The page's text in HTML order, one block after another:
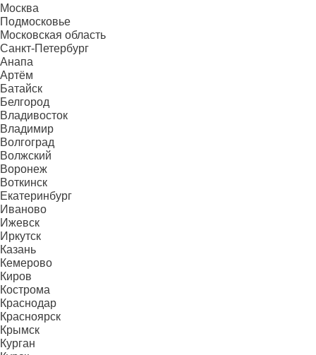
Москва
Подмосковье
Московская область
Санкт-Петербург
Анапа
Артём
Батайск
Белгород
Владивосток
Владимир
Волгоград
Волжский
Воронеж
Воткинск
Екатеринбург
Иваново
Ижевск
Иркутск
Казань
Кемерово
Киров
Кострома
Краснодар
Красноярск
Крымск
Курган